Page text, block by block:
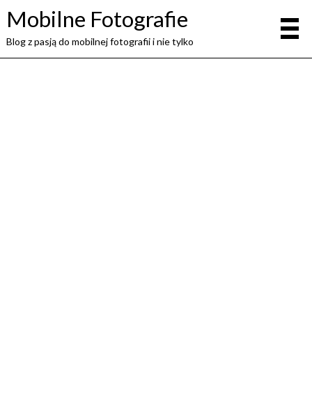
Mobilne Fotografie
Blog z pasją do mobilnej fotografii i nie tylko